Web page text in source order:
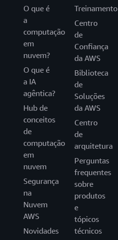
O que é
a
computação
em
nuvem?
O que é
a IA
agêntica?
Hub de
conceitos
de
computação
em
nuvem
Segurança
na
Nuvem
AWS
Novidades
Treinamento
Centro
de
Confiança
da AWS
Biblioteca
de
Soluções
da AWS
Centro
de
arquitetura
Perguntas
frequentes
sobre
produtos
e
tópicos
técnicos